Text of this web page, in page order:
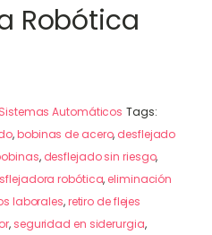
Robótica
Sistemas Automáticos Tags:
,bobinas de acero, desflejado
, desflejado sin riesgo,
robótica, eliminación
laborales,retiro de flejes
, seguridad en siderurgia,